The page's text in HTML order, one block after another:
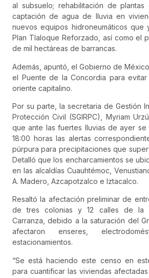
al subsuelo; rehabilitación de
captación de agua de lluvia en
nuevos equipos hidroneumáticos que
Plan Tlaloque Reforzado, así como el
de mil hectáreas de barrancas.
Además, apuntó, el Gobierno de
el Puente de la Concordia para
oriente capitalino.
Por su parte, la secretaria de Gestión
Protección Civil (SGIRPC), Myriam
que ante las fuertes lluvias de ayer se
18:00 horas las alertas
púrpura para precipitaciones que
Detalló que los encharcamientos se
en las alcaldías Cuauhtémoc,
A. Madero, Azcapotzalco e Iztacalco.
Resaltó la afectación preliminar de
de tres colonias y 12 calles de la
Carranza, debido a la saturación del
afectaron enseres,
estacionamientos.
“Se está haciendo este censo en
para cuantificar las viviendas